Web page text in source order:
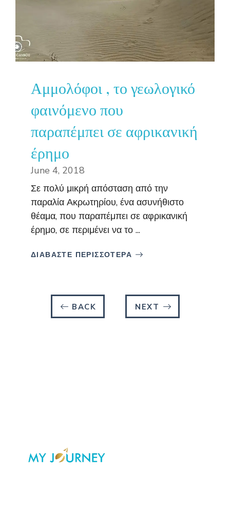
Αμμολόφοι , το γεωλογικό
φαινόμενο που
παραπέμπει σε αφρικανική
έρημο
June 4, 2018
Σε πολύ μικρή απόσταση από την
παραλία Ακρωτηρίου, ένα ασυνήθιστο
θέαμα, που παραπέμπει σε αφρικανική
έρημο, σε περιμένει να το ...
ΔΙΑΒΑΣΤΕ ΠΕΡΙΣΣΟΤΕΡΑ
BACK NEXT